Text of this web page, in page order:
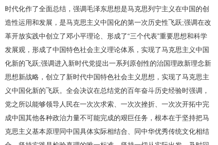
时代化作了全面总结，强调毛泽东思想是马克思列宁主义在中国的创
造性运用和发展，是马克思主义中国化的第一次历史性飞跃;强调在改
革开放实践中创立了邓小平理论、形成了“三个代表”重要思想和科学
发展观，形成了中国特色社会主义理论体系，实现了马克思主义中国
化新的飞跃;强调进入新时代党提出一系列原创性的治国理政新理念新
思想新战略，创立了新时代中国特色社会主义思想，实现了马克思主
义中国化新的飞跃。全会决议在总结党的百年奋斗历史经验时强调，
党之所以能够领导人民在一次次求索、一次次挫折、一次次开拓中完
成中国其他各种政治力量不可能完成的艰巨任务，根本在于坚持把马
克思主义基本原理同中国具体实际相结合、同中华优秀传统文化相结